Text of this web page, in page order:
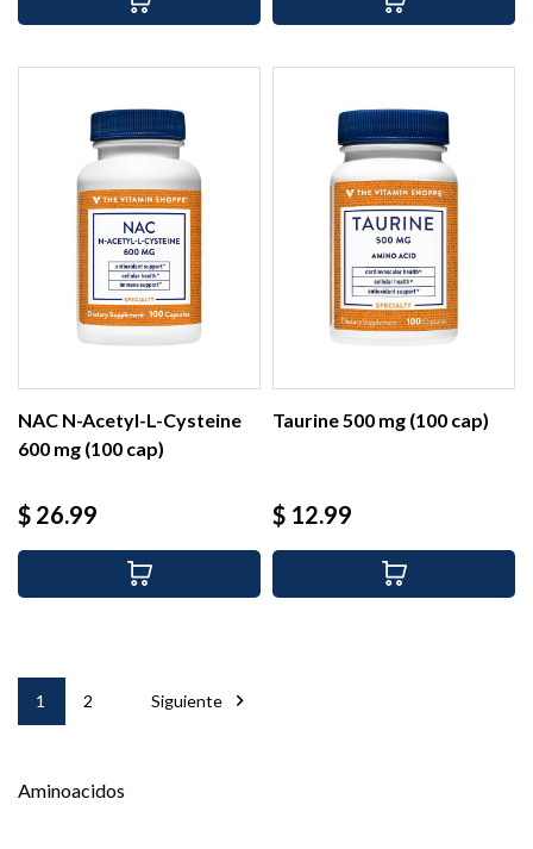
NAC N-Acetyl-L-Cysteine
600 mg (100 cap)
Precio
$ 26.99
Taurine 500 mg (100 cap)
Precio
$ 12.99
1 2 Siguiente 
Aminoacidos